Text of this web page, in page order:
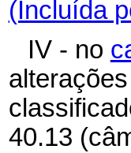
(Incluída
IV - no
40.13